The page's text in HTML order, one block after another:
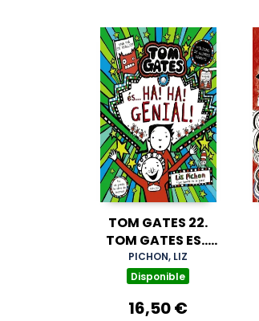
TOM GATES 22.
TOM GATES ES...
HA! HA! GENIAL!
PICHON, LIZ
Disponible
16,50 €